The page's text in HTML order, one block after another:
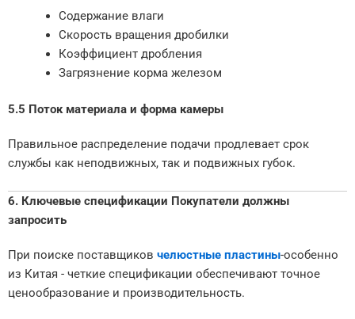
Содержание влаги
Скорость вращения дробилки
Коэффициент дробления
Загрязнение корма железом
5.5 Поток материала и форма камеры
Правильное распределение подачи продлевает срок
службы как неподвижных, так и подвижных губок.
6. Ключевые спецификации Покупатели должны
запросить
При поиске поставщиков челюстные пластины-особенно
из Китая - четкие спецификации обеспечивают точное
ценообразование и производительность.